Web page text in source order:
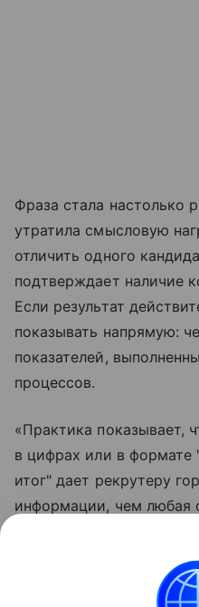
Фраза стала настолько
утратила смысловую
отличить одного
подтверждает наличие
Если результат
показывать напрямую:
показателей,
процессов.
«Практика показывает,
в цифрах или в
итог" дает рекрутеру
информации, чем
Данная информация